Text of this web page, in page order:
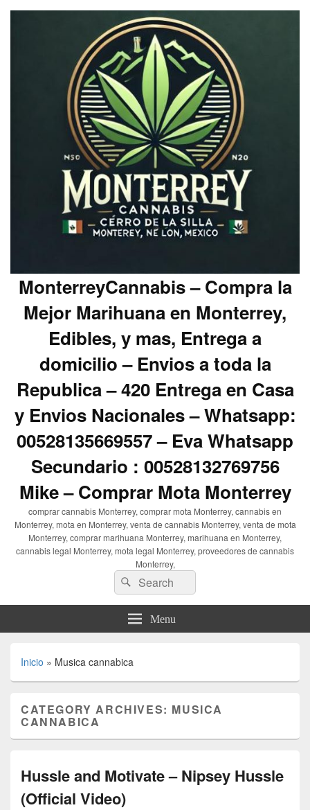
MonterreyCannabis – Compra la
Mejor Marihuana en Monterrey,
Edibles, y mas, Entrega a
domicilio – Envios a toda la
Republica – 420 Entrega en Casa
y Envios Nacionales – Whatsapp:
00528135669557 – Eva Whatsapp
Secundario : 00528132769756
Mike – Comprar Mota Monterrey
comprar cannabis Monterrey, comprar mota Monterrey, cannabis en
Monterrey, mota en Monterrey, venta de cannabis Monterrey, venta de mota
Monterrey, comprar marihuana Monterrey, marihuana en Monterrey,
cannabis legal Monterrey, mota legal Monterrey, proveedores de cannabis
Monterrey,
Search
for:
Search
Menu
Inicio » Musica cannabica
CATEGORY ARCHIVES: MUSICA
CANNABICA
Hussle and Motivate – Nipsey Hussle
(Official Video)